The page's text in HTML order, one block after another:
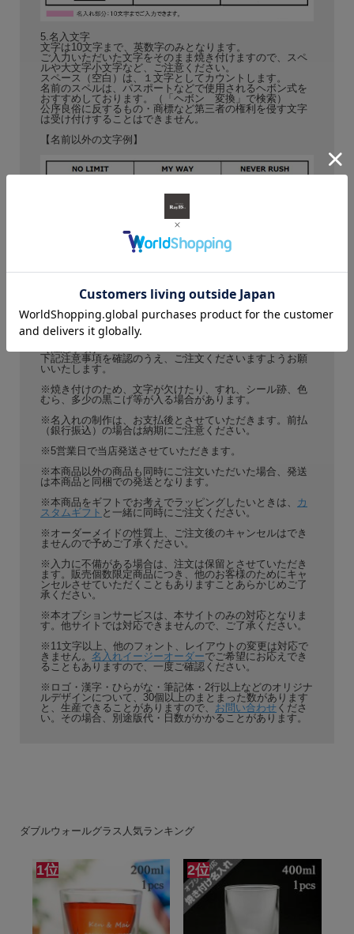
5.名入文字
文字は10文字まで、英数字のみとなります。
ご入力いただいた文字をそのまま焼き付けますので、スペ
ルや大文字小文字など、ご注意ください。
スペース（空白）は、１文字としてカウントします。
名前のスペルは、パスポートなどで使用されるヘボン式を
おすすめしております。（「ヘボン 変換」で検索）
公序良俗に反するもの・商標など第三者の権利を侵す文字
は受け付けすることはできません。
【名前以外の文字例】
下記注意事項を確認のうえ、ご注文くださいますようお願
いいたします。
※焼き付けのため、文字が欠けたり、すれ、シール跡、色
むら、多少の黒こげ等が入る場合があります。
※名入れの制作は、お支払後とさせていただきます。前払
（銀行振込）の場合は納期にご注意ください。
※5営業日で当店発送させていただきます。
※本商品以外の商品も同時にご注文いただいた場合、発送
は本商品と同梱での発送となります。
※本商品をギフトでお考えでラッピングしたいときは、
カ
スタムギフト と一緒に同時にご注文ください。
※オーダーメイドの性質上、ご注文後のキャンセルはでき
ませんので予めご了承ください。
※入力に不備がある場合は、注文は保留とさせていただき
ます。販売個数限定商品につき、他のお客様のためにキャ
ンセルさせていただくこともありますことあらかじめご了
承ください。
※本オプションサービスは、本サイトのみの対応となりま
す。他サイトでは対応できませんので、ご了承ください。
※11文字以上、他のフォント、レイアウトの変更は対応で
きません。 名入れイージーオーダーでご希望にお応えでき
ることもありますので、一度ご確認ください。
※ロゴ・漢字・ひらがな・筆記体・2行以上などのオリジナ
ルデザインについて、30個以上のまとまった数があります
と、生産できることがありますので、 お問い合わせ くださ
い。その場合、別途版代・日数がかかることがあります。
ダブルウォールグラス人気ランキング
1位 2位